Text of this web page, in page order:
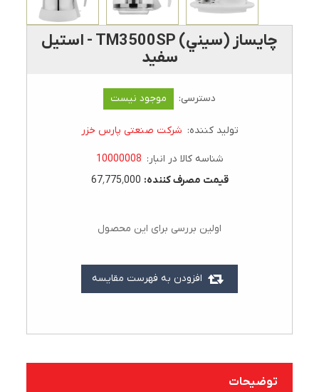
چايساز (سيني) TM3500SP - استيل
سفيد
دسترسی: موجود نیست
تولید کننده: شرکت صنعتی پارس خزر
شناسه کالا در انبار: 10000008
قيمت مصرف کننده: 67٬775٬000
افزودن به فهرست مقایسه
اولین بررسی برای این محصول
توضیحات